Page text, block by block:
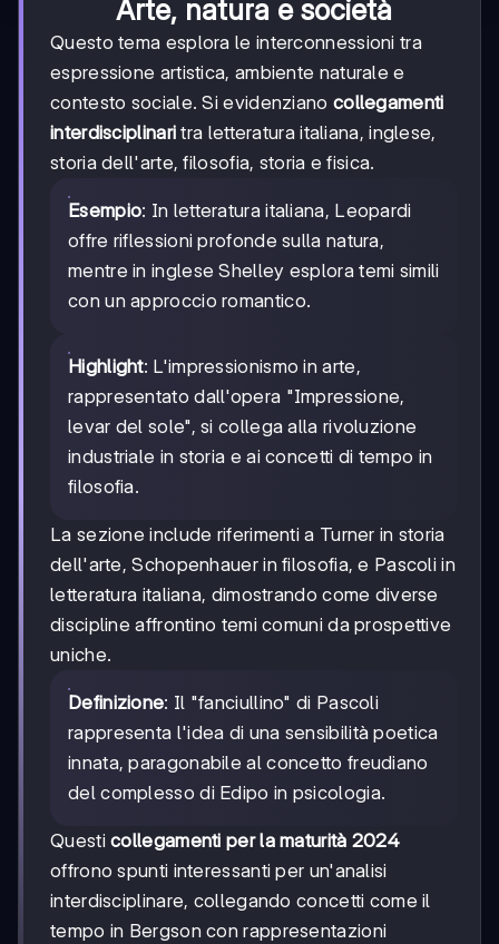
Arte, natura e società
Questo tema esplora le interconnessioni tra
espressione artistica, ambiente naturale e
contesto sociale. Si evidenziano collegamenti
interdisciplinari tra letteratura italiana, inglese,
storia dell'arte, filosofia, storia e fisica.
Esempio: In letteratura italiana, Leopardi
offre riflessioni profonde sulla natura,
mentre in inglese Shelley esplora temi simili
con un approccio romantico.
Highlight: L'impressionismo in arte,
rappresentato dall'opera "Impressione,
levar del sole", si collega alla rivoluzione
industriale in storia e ai concetti di tempo in
filosofia.
La sezione include riferimenti a Turner in storia
dell'arte, Schopenhauer in filosofia, e Pascoli in
letteratura italiana, dimostrando come diverse
discipline affrontino temi comuni da prospettive
uniche.
Definizione: Il "fanciullino" di Pascoli
rappresenta l'idea di una sensibilità poetica
innata, paragonabile al concetto freudiano
del complesso di Edipo in psicologia.
Questicollegamenti per la maturità 2024
offrono spunti interessanti per un'analisi
interdisciplinare, collegando concetti come il
tempo in Bergson con rappresentazioni